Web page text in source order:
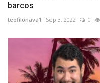
barcos
teofilonava1 Sep 3, 2022 0